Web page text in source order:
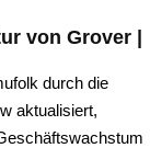
von Grover |
durch die
aktualisiert,